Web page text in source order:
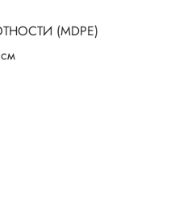
(MDPE)